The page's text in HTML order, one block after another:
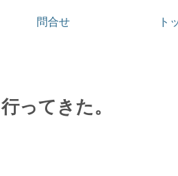
問合せ ト
ってきた。